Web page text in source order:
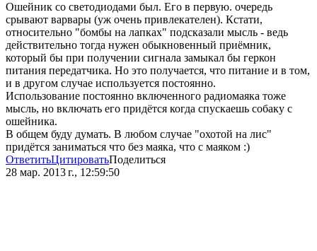
Ошейник со светодиодами был. Его в первую. очередь
срывают варвары (уж очень привлекателен). Кстати,
относительно "бомбы на лапках" подсказали мысль - ведь
действительно тогда нужен обыкновенный приёмник,
который бы при получении сигнала замыкал бы геркон
питания передатчика. Но это получается, что питание и в том,
и в другом случае используется постоянно.
Использование постоянно включенного радиомаяка тоже
мысль, но включать его придётся когда спускаешь собаку с
ошейника.
В общем буду думать. В любом случае "охотой на лис"
придётся заниматься что без маяка, что с маяком :)
ОтветитьЦитироватьПоделиться
28 мар. 2013 г., 12:59:50